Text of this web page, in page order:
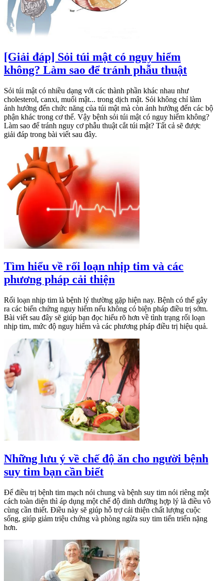
[Giải đáp] Sỏi túi mật có nguy hiểm
không? Làm sao để tránh phẫu thuật
Sỏi túi mật có nhiều dạng với các thành phần khác nhau như
cholesterol, canxi, muối mật... trong dịch mật. Sỏi không chỉ làm
ảnh hưởng đến chức năng của túi mật mà còn ảnh hưởng đến các bộ
phận khác trong cơ thể. Vậy bệnh sỏi túi mật có nguy hiểm không?
Làm sao để tránh nguy cơ phẫu thuật cắt túi mật? Tất cả sẽ được
giải đáp trong bài viết sau đây.
Tìm hiểu về rối loạn nhịp tim và các
phương pháp cải thiện
Rối loạn nhịp tim là bệnh lý thường gặp hiện nay. Bệnh có thể gây
ra các biến chứng nguy hiểm nếu không có biện pháp điều trị sớm.
Bài viết sau đây sẽ giúp bạn đọc hiểu rõ hơn về tình trạng rối loạn
nhịp tim, mức độ nguy hiểm và các phương pháp điều trị hiệu quả.
Những lưu ý về chế độ ăn cho người bệnh
suy tim bạn cần biết
Để điều trị bệnh tim mạch nói chung và bệnh suy tim nói riêng một
cách toàn diện thì áp dụng một chế độ dinh dưỡng hợp lý là điều vô
cùng cần thiết. Điều này sẽ giúp hỗ trợ cải thiện chất lượng cuộc
sống, giúp giảm triệu chứng và phòng ngừa suy tim tiến triển nặng
hơn.